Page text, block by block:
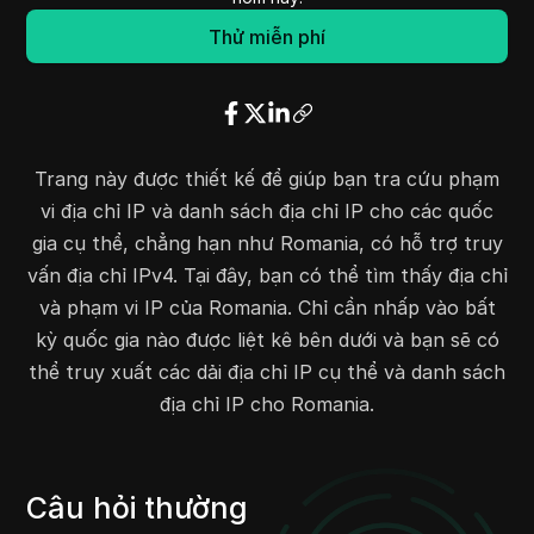
64.226.157.255
64.253.93.0
64.253.93.255
256
65.38.121.255
62.216.80.0
62.216.80.255
256
62.217.192.0
62.217.255.255
16384
62.231.64.0
62.231.127.255
16384
66.22.244.0
66.22.244.255
256
64.7.198.0
64.7.199.255
512
81.12.128.0
81.12.255.255
32768
81.18.64.0
81.18.95.255
8192
81.21.5.255
81.24.16.0
81.24.31.255
Thử miễn phí
Trang này được thiết kế để giúp bạn tra cứu phạm
vi địa chỉ IP và danh sách địa chỉ IP cho các quốc
gia cụ thể, chẳng hạn như Romania, có hỗ trợ truy
vấn địa chỉ IPv4. Tại đây, bạn có thể tìm thấy địa chỉ
và phạm vi IP của Romania. Chỉ cần nhấp vào bất
kỳ quốc gia nào được liệt kê bên dưới và bạn sẽ có
thể truy xuất các dải địa chỉ IP cụ thể và danh sách
địa chỉ IP cho Romania.
Câu hỏi thường